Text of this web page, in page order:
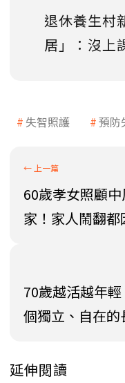
退休養生村
居」：沒上
失智照護 預防
60歲孝女照顧
家！家人鬧翻都
70歲越活越年
個獨立、自在的
延伸閱讀